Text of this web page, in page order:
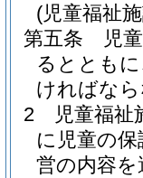
(児童福祉
第五条
児
るととも
ければな
2
児童福
に児童の
営の内容